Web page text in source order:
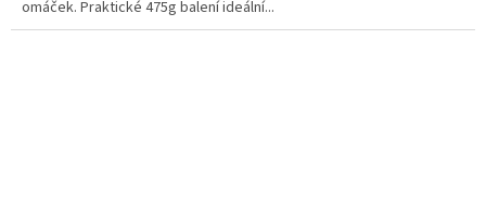
omáček. Praktické 475g balení ideální...